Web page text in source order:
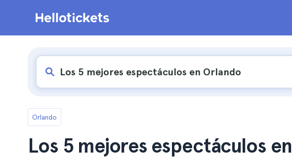
Orlando
Los 5 mejores espectáculos